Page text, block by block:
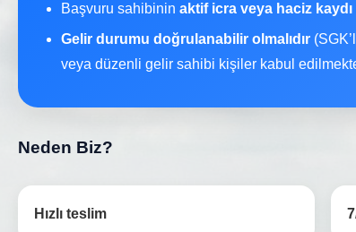
Başvuru sahibinin aktif icra veya haciz kaydı
Gelir durumu doğrulanabilir olmalıdır
veya düzenli gelir sahibi kişiler kabul
Neden Biz?
Hızlı teslim